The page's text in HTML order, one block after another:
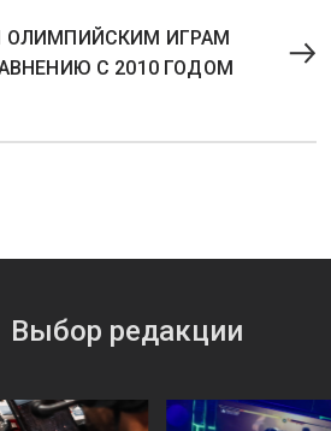
ОЛИМПИЙСКИМ ИГРАМ
С 2010 ГОДОМ
Выбор редакции